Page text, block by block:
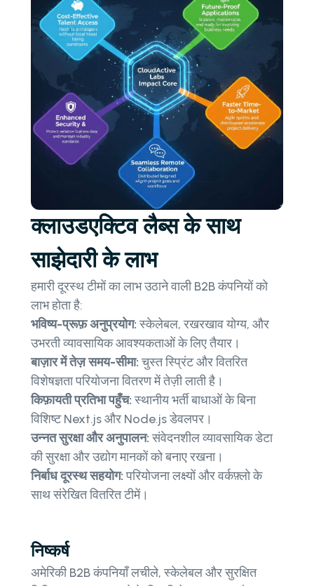
क्लाउडएक्टिव लैब्स के साथ
साझेदारी के लाभ
हमारी दूरस्थ टीमों का लाभ उठाने वाली B2B कंपनियों को
लाभ होता है:
भविष्य-प्रूफ़ अनुप्रयोग:स्केलेबल, रखरखाव योग्य, और
उभरती व्यावसायिक आवश्यकताओं के लिए तैयार।
बाज़ार में तेज़ समय-सीमा:चुस्त स्प्रिंट और वितरित
विशेषज्ञता परियोजना वितरण में तेज़ी लाती है।
किफ़ायती प्रतिभा पहुँच:स्थानीय भर्ती बाधाओं के बिना
विशिष्ट Next.js और Node.js डेवलपर।
उन्नत सुरक्षा और अनुपालन:संवेदनशील व्यावसायिक डेटा
की सुरक्षा और उद्योग मानकों को बनाए रखना।
निर्बाध दूरस्थ सहयोग:परियोजना लक्ष्यों और वर्कफ़्लो के
साथ संरेखित वितरित टीमें।
निष्कर्ष
अमेरिकी B2B कंपनियाँ लचीले, स्केलेबल और सुरक्षित